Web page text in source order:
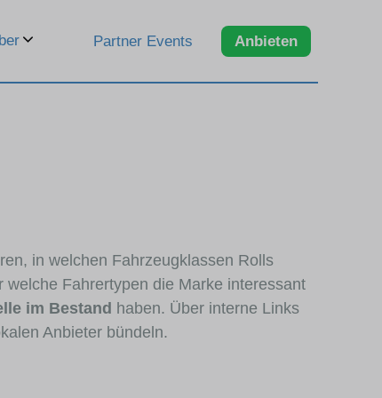
Partner Events Anbieten
in welchen Fahrzeugklassen Rolls
Fahrertypen die Marke interessant
im Bestand haben. Über interne Links
Anbieter bündeln.